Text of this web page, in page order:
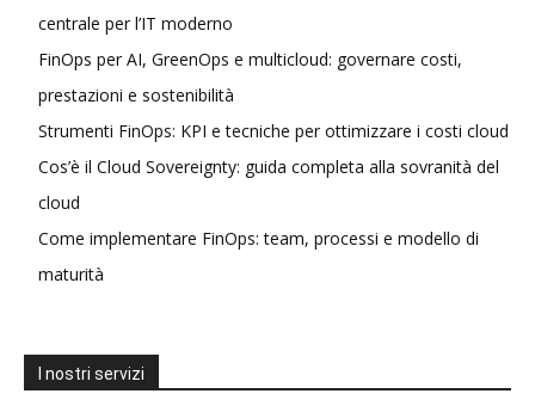
centrale per l’IT moderno
FinOps per AI, GreenOps e multicloud: governare costi,
prestazioni e sostenibilità
Strumenti FinOps: KPI e tecniche per ottimizzare i costi cloud
Cos’è il Cloud Sovereignty: guida completa alla sovranità del
cloud
Come implementare FinOps: team, processi e modello di
maturità
I nostri servizi